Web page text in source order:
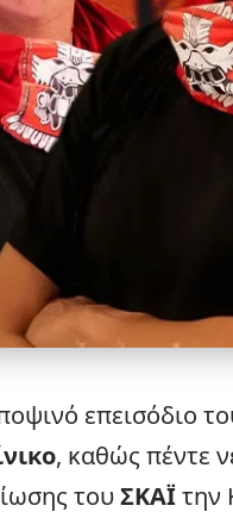
επεισόδιο
, καθώς πέντε
τουΣΚΑΪτην